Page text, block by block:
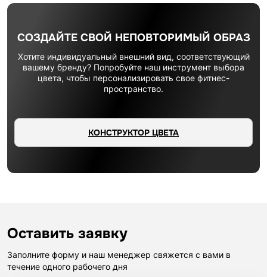
СОЗДАЙТЕ СВОЙ НЕПОВТОРИМЫЙ ОБРАЗ
Хотите индивидуальный внешний вид, соответствующий
вашему бренду? Попробуйте наш инструмент выбора
цвета, чтобы персонализировать свое фитнес-
пространство.
КОНСТРУКТОР ЦВЕТА
Оставить заявку
Заполните форму и наш менеджер свяжется с вами в
течение одного рабочего дня